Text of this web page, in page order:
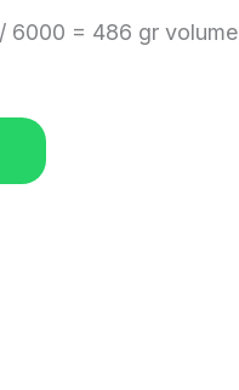
6000 = 486 gr volume